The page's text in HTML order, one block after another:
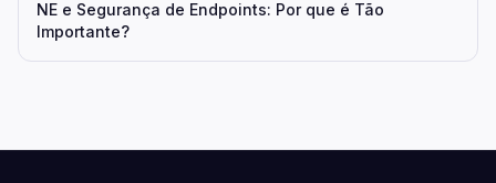
NE e Segurança de Endpoints: Por que é Tão
Importante?